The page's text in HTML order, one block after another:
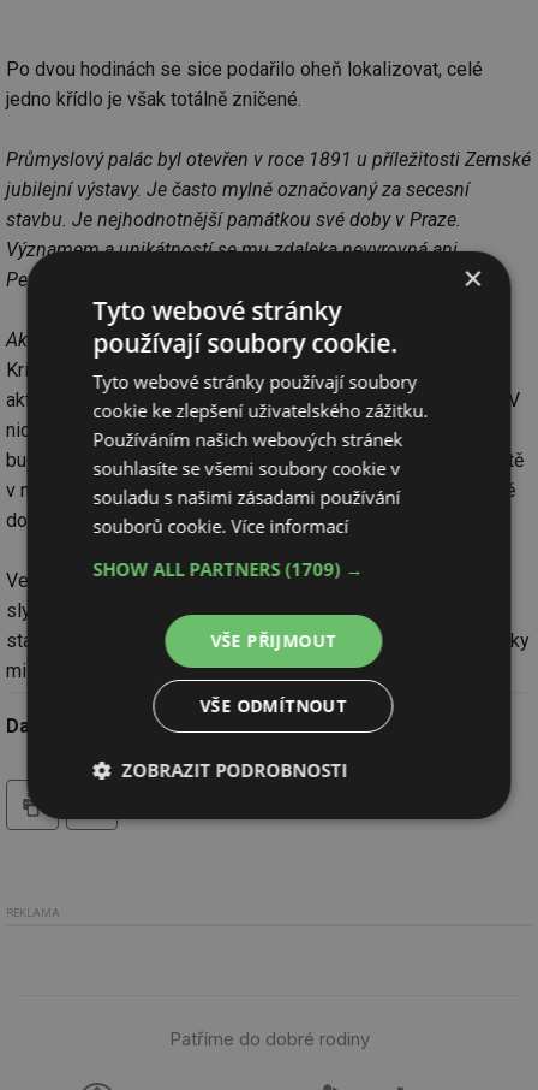
Po dvou hodinách se sice podařilo oheň lokalizovat, celé
jedno křídlo je však totálně zničené.
Průmyslový palác byl otevřen v roce 1891 u příležitosti Zemské
jubilejní výstavy. Je často mylně označovaný za secesní
stavbu. Je nejhodnotnější památkou své doby v Praze.
Významem a unikátností se mu zdaleka nevyrovná ani
Petřínská rozhledna.
Aktualizace 17.10. v 01:26:
Krizový štáb, který se sešel 16.10. v 23.00 hod. projednával
aktuální zprávy z místa požáru a provoz v nejbližších dnech. V
nich statici určí, zda-li a nakolik silný žár poškodil zbytek
budovy. Krizový štáb pak rovněž rozhodl o provozu Výstaviště
v nejbližších dnech. Ten bude omezený, neměl by se nicméně
dotknout akcí v jeho ostatních částech.
Ve zprávách na ČT24 se pražský primátor Pavel Bém nechal
slyšet, že je velmi pravděpodobná výstavba repliky původní
stavby. Podle primátora si rekonstrukce objektu vyžádá stovky
milionů korun.
Datum: 16.10.2008
REKLAMA
Patříme do dobré rodiny
×
Tyto webové stránky
používají soubory cookie.
Tyto webové stránky používají soubory
cookie ke zlepšení uživatelského zážitku.
Používáním našich webových stránek
souhlasíte se všemi soubory cookie v
souladu s našimi zásadami používání
souborů cookie.Více informací
SHOW ALL PARTNERS(1709) →
VŠE PŘIJMOUT
VŠE ODMÍTNOUT
ZOBRAZIT PODROBNOSTI
Nezbytně
Výkonové
Soubory